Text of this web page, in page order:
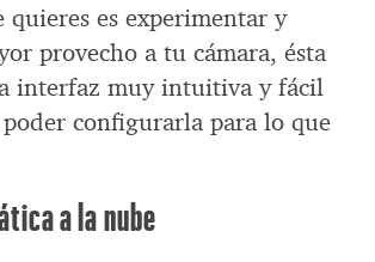
quieres es experimentar y
provecho a tu cámara, ésta
interfaz muy intuitiva y fácil
configurarla para lo que
a la nube